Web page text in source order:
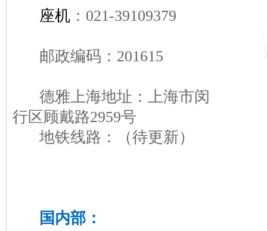
座机 ：021-39109379
邮政编码：201615
德雅上海地址：上海市闵
行区顾戴路2959号
地铁线路：（待更新）
国内部：